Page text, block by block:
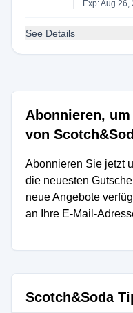
Exp: Aug 26,
See Details
Abonnieren,
von
Abonnieren Sie jetzt
die neuesten
neue Angebote
an Ihre E-Mail-
Scotch&Soda